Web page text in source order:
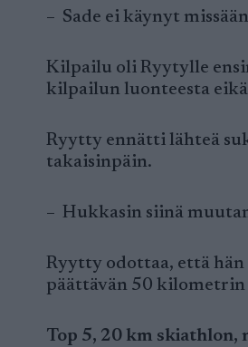
– Sade ei käynyt
Kilpailu oli Ryytylle
kilpailun luonteesta
Ryytty ennätti lähteä
takaisinpäin.
– Hukkasin siinä
Ryytty odottaa, että hän
päättävän 50
Top 5, 20 km skiathlon,